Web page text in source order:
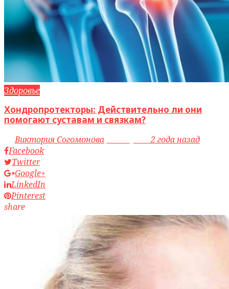
Здоровье
Хондропротекторы: Действительно ли они
помогают суставам и связкам?
byВиктория Согомонова access_time2 года назад
Facebook
Twitter
Google+
LinkedIn
Pinterest
share